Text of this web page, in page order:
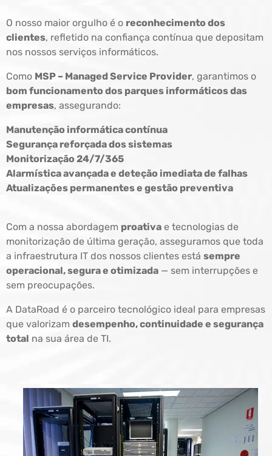
O nosso maior orgulho é o reconhecimento dos
clientes, refletido na confiança contínua que depositam
nos nossos serviços informáticos.
Como MSP – Managed Service Provider, garantimos o
bom funcionamento dos parques informáticos das
empresas, assegurando:
Manutenção informática contínua
Segurança reforçada dos sistemas
Monitorização 24/7/365
Alarmística avançada e deteção imediata de falhas
Atualizações permanentes e gestão preventiva
Com a nossa abordagem proativa e tecnologias de
monitorização de última geração, asseguramos que toda
a infraestrutura IT dos nossos clientes está sempre
operacional, segura e otimizada — sem interrupções e
sem preocupações.
A DataRoad é o parceiro tecnológico ideal para empresas
que valorizam desempenho, continuidade e segurança
total na sua área de TI.